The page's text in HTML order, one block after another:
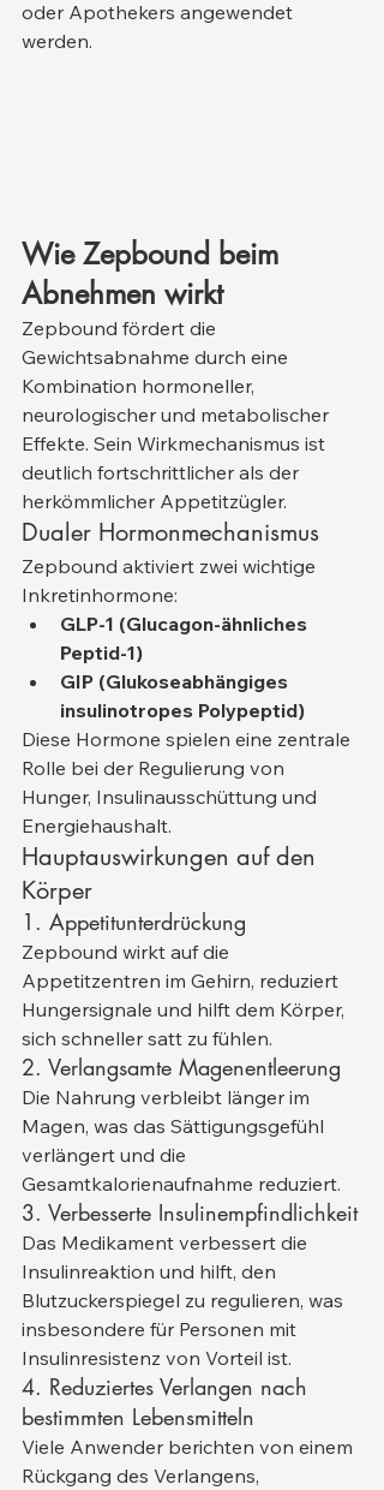
oder Apothekers angewendet
werden.
Wie Zepbound beim
Abnehmen wirkt
Zepbound fördert die
Gewichtsabnahme durch eine
Kombination hormoneller,
neurologischer und metabolischer
Effekte. Sein Wirkmechanismus ist
deutlich fortschrittlicher als der
herkömmlicher Appetitzügler.
Dualer Hormonmechanismus
Zepbound aktiviert zwei wichtige
Inkretinhormone:
GLP-1 (Glucagon-ähnliches
Peptid-1)
GIP (Glukoseabhängiges
insulinotropes Polypeptid)
Diese Hormone spielen eine zentrale
Rolle bei der Regulierung von
Hunger, Insulinausschüttung und
Energiehaushalt.
Hauptauswirkungen auf den
Körper
1. Appetitunterdrückung
Zepbound wirkt auf die
Appetitzentren im Gehirn, reduziert
Hungersignale und hilft dem Körper,
sich schneller satt zu fühlen.
2. Verlangsamte Magenentleerung
Die Nahrung verbleibt länger im
Magen, was das Sättigungsgefühl
verlängert und die
Gesamtkalorienaufnahme reduziert.
3. Verbesserte Insulinempfindlichkeit
Das Medikament verbessert die
Insulinreaktion und hilft, den
Blutzuckerspiegel zu regulieren, was
insbesondere für Personen mit
Insulinresistenz von Vorteil ist.
4. Reduziertes Verlangen nach
bestimmten Lebensmitteln
Viele Anwender berichten von einem
Rückgang des Verlangens,